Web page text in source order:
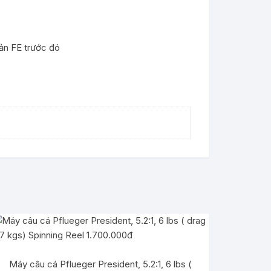
FE trước đó
Máy câu cá Pflueger President, 5.2:1, 6 lbs (